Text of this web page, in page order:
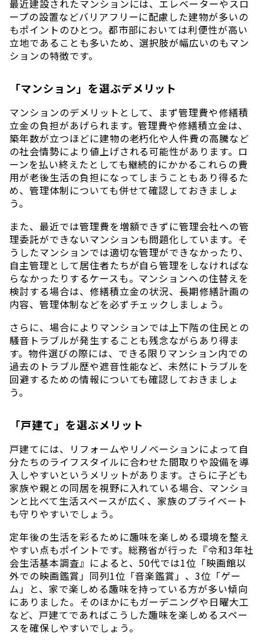
最近建設されたマンションには、エレベーターやスロ
ープの設置などバリアフリーに配慮した建物が多いの
もポイントのひとつ。都市部においては利便性が高い
立地であることも多いため、選択肢が幅広いのもマン
ションの特徴です。
「マンション」を選ぶデメリット
マンションのデメリットとして、まず管理費や修繕積
立金の負担があげられます。管理費や修繕積立金は、
築年数が立つほどに建物の老朽化や人件費の高騰など
の社会情勢により値上げされる可能性があります。ロ
ーンを払い終えたとしても継続的にかかるこれらの費
用が老後生活の負担になってしまうこともあり得るた
め、管理体制についても併せて確認しておきましょ
う。
また、最近では管理費を増額できずに管理会社への管
理委託ができないマンションも問題化しています。そ
うしたマンションでは適切な管理ができなかったり、
自主管理として居住者たちが自ら管理をしなければな
らなかったりするケースも。マンションへの住替えを
検討する場合は、修繕積立金の状況、長期修繕計画の
内容、管理体制などを必ずチェックしましょう。
さらに、場合によりマンションでは上下階の住民との
騒音トラブルが発生することも残念ながらあり得ま
す。物件選びの際には、できる限りマンション内での
過去のトラブル歴や遮音性能など、未然にトラブルを
回避するための情報についても確認しておきましょ
う。
「戸建て」を選ぶメリット
戸建てには、リフォームやリノベーションによって自
分たちのライフスタイルに合わせた間取りや設備を導
入しやすいというメリットがあります。さらに子ども
家族や親との同居を視野に入れている場合、マンショ
ンと比べて生活スペースが広く、家族のプライベート
も守りやすいでしょう。
定年後の生活を彩るために趣味を楽しめる環境を整え
やすい点もポイントです。総務省が行った『令和3年社
会生活基本調査』によると、50代では1位「映画館以
外での映画鑑賞」同列1位「音楽鑑賞」、3位「ゲー
ム」と、家で楽しめる趣味を持っている方が多い傾向
にありました。そのほかにもガーデニングや日曜大工
など、戸建てであればこうした趣味を楽しめるスペー
スを確保しやすいでしょう。